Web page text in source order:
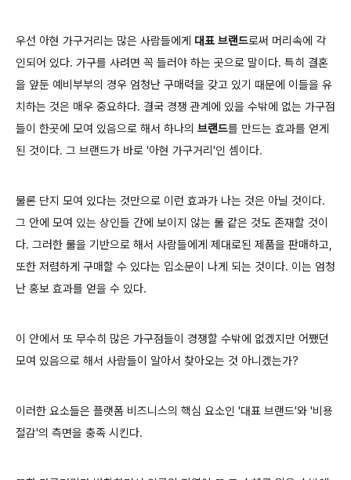
우선 아현 가구거리는 많은 사람들에게 대표 브랜드로써 머리속에 각
인되어 있다. 가구를 사려면 꼭 들러야 하는 곳으로 말이다. 특히 결혼
을 앞둔 예비부부의 경우 엄청난 구매력을 갖고 있기 때문에 이들을 유
치하는 것은 매우 중요하다. 결국 경쟁 관계에 있을 수밖에 없는 가구점
들이 한곳에 모여 있음으로 해서 하나의 브랜드를 만드는 효과를 얻게
된 것이다. 그 브랜드가 바로 '아현 가구거리'인 셈이다.
물론 단지 모여 있다는 것만으로 이런 효과가 나는 것은 아닐 것이다.
그 안에 모여 있는 상인들 간에 보이지 않는 룰 같은 것도 존재할 것이
다. 그러한 룰을 기반으로 해서 사람들에게 제대로된 제품을 판매하고,
또한 저렴하게 구매할 수 있다는 입소문이 나게 되는 것이다. 이는 엄청
난 홍보 효과를 얻을 수 있다.
이 안에서 또 무수히 많은 가구점들이 경쟁할 수밖에 없겠지만 어쨌던
모여 있음으로 해서 사람들이 알아서 찾아오는 것 아니겠는가?
이러한 요소들은 플랫폼 비즈니스의 핵심 요소인 '대표 브랜드'와 '비용
절감'의 측면을 충족 시킨다.